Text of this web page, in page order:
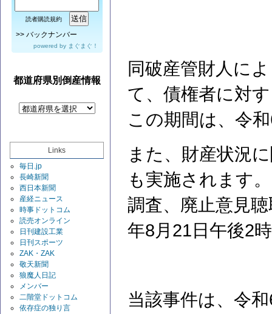
読者購読規約
>> バックナンバー
powered by まぐまぐ！
都道府県別倒産情報
Links
毎日.jp
長崎新聞
西日本新聞
産経ニュース
時事ドットコム
読売オンライン
日刊建設工業
日刊スポーツ
ZAK・ZAK
敬天新聞
狼魔人日記
メンバー
二階堂ドットコム
依存症の独り言
同破産管財人に
て、債権者に対
この期間は、令
また、財産状況
も実施されます
調査、廃止意見
年8月21日午後2
当該事件は、令